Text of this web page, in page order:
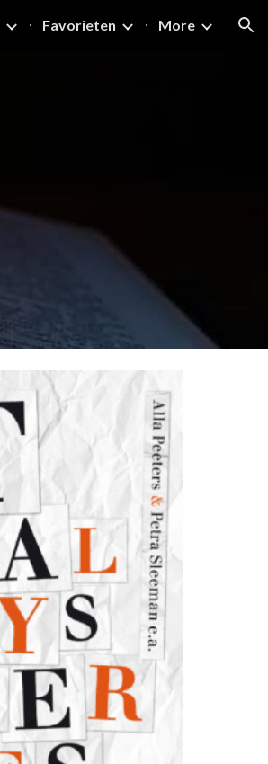
Favorieten More